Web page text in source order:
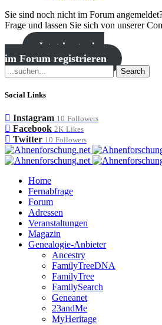
Sie sind noch nicht im Forum
Frage und lassen Sie sich von unserer
Jetzt kostenlos
im Forum registrieren
Search
Social Links
Instagram 10 Followers
Facebook 2K Likes
Twitter 10 Followers
Home
Fernabfrage
Forum
Adressen
Veranstaltungen
Magazin
Genealogie-Anbieter
Ancestry
FamilyTreeDNA
FamilyTree
FamilySearch
Geneanet
23andMe
MyHeritage